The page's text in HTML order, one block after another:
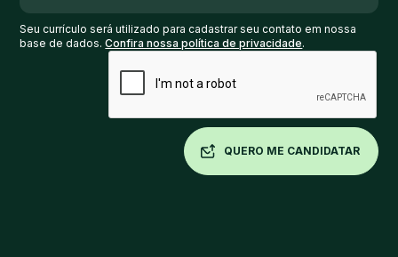
Seu currículo será utilizado para cadastrar seu contato em nossa
base de dados.Confira nossa política de privacidade.